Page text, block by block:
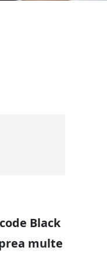
Black
multe